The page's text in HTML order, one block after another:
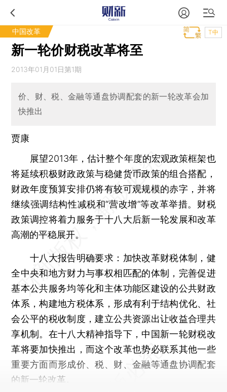
中国改革 T中
新一轮价财税改革将至
2013年01月01日第1期
价、财、税、金融等通盘协调配套的新一轮改革会加
快推出
贾康
展望2013年，估计整个年度的宏观政策框架也
将延续积极财政政策与稳健货币政策的组合搭配，
财政年度预算安排仍将有较可观规模的赤字，并将
继续强调结构性减税和“营改增”等改革举措。财税
政策调控将着力服务于十八大后新一轮发展和改革
高潮的平稳展开。
十八大报告明确要求：加快改革财税体制，健
全中央和地方财力与事权相匹配的体制，完善促进
基本公共服务均等化和主体功能区建设的公共财政
体系，构建地方税体系，形成有利于结构优化、社
会公平的税收制度，建立公共资源出让收益合理共
享机制。在十八大精神指导下，中国新一轮财税改
革将要加快推出，而这个改革也势必联系其他一些
重要方面而形成价、税、财、金融等通盘协调配套
的新一轮改革。